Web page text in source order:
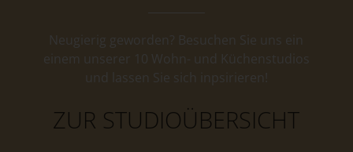
Neugierig geworden? Besuchen Sie uns ein
einem unserer 10 Wohn- und Küchenstudios
und lassen Sie sich inpsirieren!
ZUR STUDIOÜBERSICHT